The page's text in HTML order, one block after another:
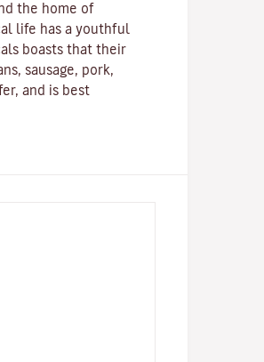
the home of
life has a youthful
boasts that their
sausage, pork,
and is best